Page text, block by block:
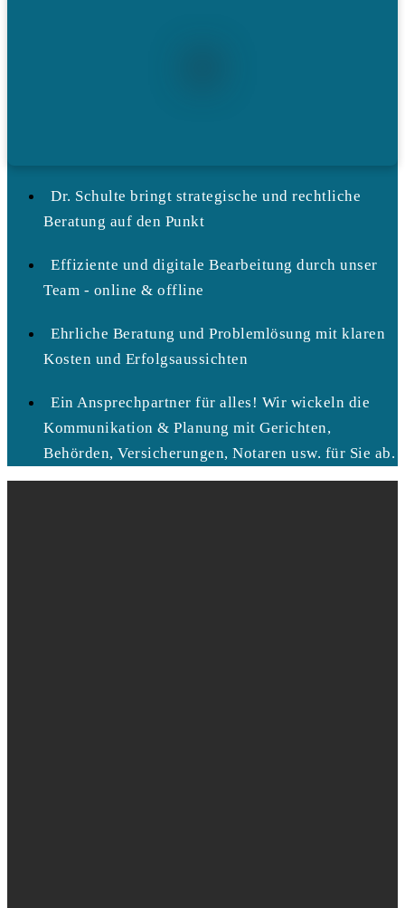
Dr. Schulte bringt strategische und rechtliche
Beratung auf den Punkt
Effiziente und digitale Bearbeitung durch unser
Team - online & offline
Ehrliche Beratung und Problemlösung mit klaren
Kosten und Erfolgsaussichten
Ein Ansprechpartner für alles! Wir wickeln die
Kommunikation & Planung mit Gerichten,
Behörden, Versicherungen, Notaren usw. für Sie ab.